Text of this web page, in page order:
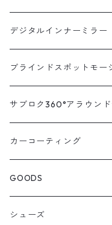
汎用
トヨタ
ハイエース200系
アルファード・ヴェルファイ
ニッサン
エルグランドE52系
エルグランドE51系
ホンダ
オデッセイRC系
オデッセイRB系
マツダ
ダイハツ
デジタルインナーミラー
汎用キット
車種別対応キット
トヨタ
ニッサン
オプション
交換アーム付きキット
ブラインドスポットモー
汎用キット
車種別ミラー付セット
ON/OFFスイッチ
オプション
サブロク360°アラウンド
アラウンドシステム本体
オプション
カーコーティング
GOODS
シューズ